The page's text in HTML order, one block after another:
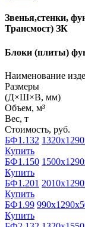
Звенья,стенки,
Трансмост) ЗК
Блоки (плиты)
Наименование
Размеры
(Д×Ш×В, мм)
Объем, м³
Вес, т
Стоимость, руб.
БФ1.132
Купить
БФ1.150
Купить
БФ1.201
Купить
БФ1.99
Купить